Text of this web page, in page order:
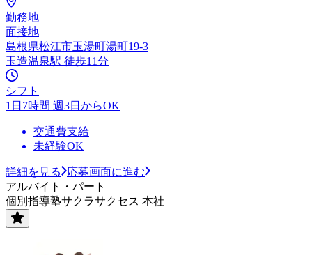
勤務地
面接地
島根県松江市玉湯町湯町19-3
玉造温泉駅 徒歩11分
シフト
1日7時間 週3日からOK
交通費支給
未経験OK
詳細を見る
応募画面に進む
アルバイト・パート
個別指導塾サクラサクセス 本社